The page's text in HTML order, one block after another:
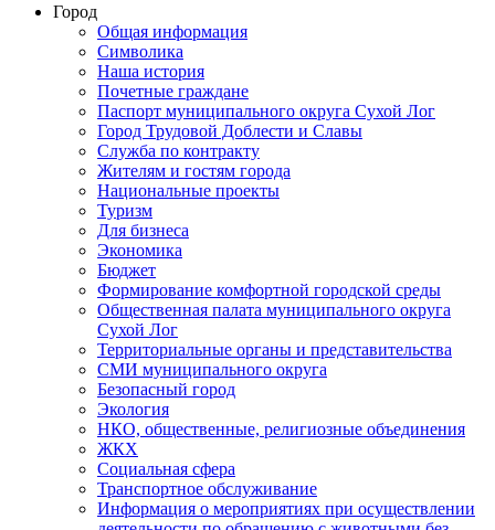
Город
Общая информация
Символика
Наша история
Почетные граждане
Паспорт муниципального округа Сухой Лог
Город Трудовой Доблести и Славы
Служба по контракту
Жителям и гостям города
Национальные проекты
Туризм
Для бизнеса
Экономика
Бюджет
Формирование комфортной городской среды
Общественная палата муниципального округа
Сухой Лог
Территориальные органы и представительства
СМИ муниципального округа
Безопасный город
Экология
НКО, общественные, религиозные объединения
ЖКХ
Социальная сфера
Транспортное обслуживание
Информация о мероприятиях при осуществлении